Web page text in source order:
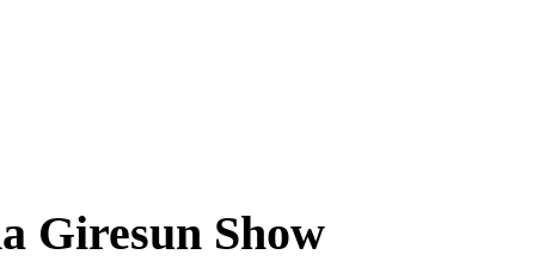
Giresun Show